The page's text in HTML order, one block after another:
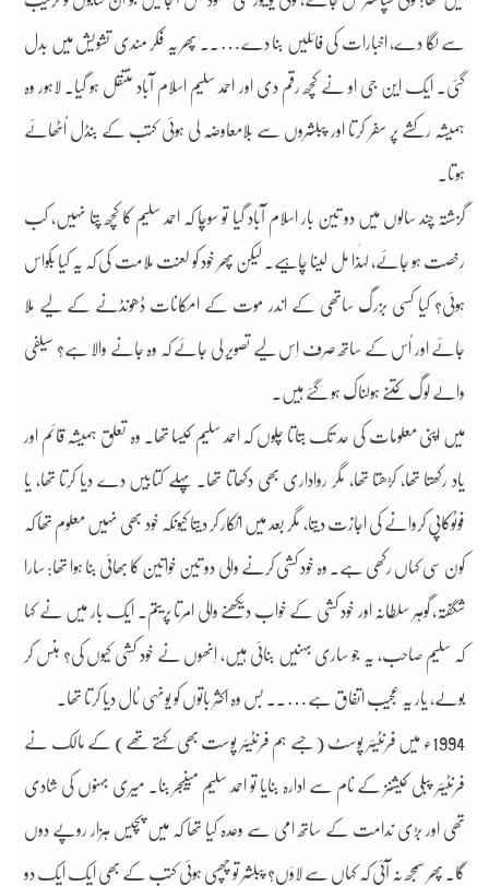
سے لگا دے، اخبارات کی فائلیں بنا دے….۔ پھر یہ فکر مندی تشویش میں بدل
گئی۔ ایک این جی او نے کچھ رقم دی اور احمد سلیم اسلام آباد منتقل ہو گیا۔ لاہور وہ
ہمیشہ رکشے پر سفر کرتا اور پبلشروں سے بلامعاوضہ لی ہوئی کتب کے بنڈل اُٹھائے
ہوتا۔
گزشتہ چند سالوں میں دو تین بار اسلام آباد گیا تو سوچا کہ احمد سلیم کا کچھ پتا نہیں، کب
رخصت ہو جائے، لہٰذا مل لینا چاہیے۔ لیکن پھر خود کو لعنت ملامت کی کہ یہ کیا بکواس
ہوئی؟ کیا کسی بزرگ ساتھی کے اندر موت کے امکانات ڈھونڈنے کے لیے ملا
جائے اور اُس کے ساتھ صرف اِس لیے تصویر لی جائے کہ وہ جانے والا ہے؟ سیلفی
والے لوگ کتنے ہولناک ہو گئے ہیں۔
میں اپنی معلومات کی حد تک بتاتا چلوں کہ احمد سلیم کیسا تھا۔ وہ تعلق ہمیشہ قائم اور
یاد رکھتا تھا، کڑھتا تھا، مگر رواداری بھی دکھاتا تھا۔ پہلے کتابیں دے دیا کرتا تھا، یا
فوٹوکاپی کروانے کی اجازت دیتا، مگر بعد میں انکار کر دیتا کیونکہ خود بھی نہیں معلوم تھا کہ
کون سی کہاں رکھی ہے۔ وہ خود کشی کرنے والی دو تین خواتین کا بھائی بنا ہوا تھا: سارا
شگفتہ، گوہر سلطانہ اور خود کشی کے خواب دیکھنے والی امرتا پریتم۔ ایک بار میں نے کہا
کہ سلیم صاحب، یہ جو ساری بہنیں بنائی ہیں، اِنھوں نے خود کشی کیوں کی؟ ہنس کر
بولے، یار یہ عجیب اتفاق ہے….۔ بس وہ اکثر باتوں کو یونہی ٹال دیا کرتا تھا۔
1994ء میں فرنٹیئر پوسٹ (جسے ہم فرنٹیئر پوست بھی کہتے تھے) کے مالک نے
فرنٹیئر پبلی کیشنز کے نام سے ادارہ بنایا تو احمد سلیم مینیجر بنا۔ میری بہنوں کی شادی
تھی اور بڑی ندامت کے ساتھ امی سے وعدہ کیا تھا کہ میں پچیس ہزار روپے دوں
گا۔ پھر سمجھ نہ آئی کہ کہاں سے لاؤں؟ پبلشر تو چھپی ہوئی کتب کے بھی ایک ایک دو